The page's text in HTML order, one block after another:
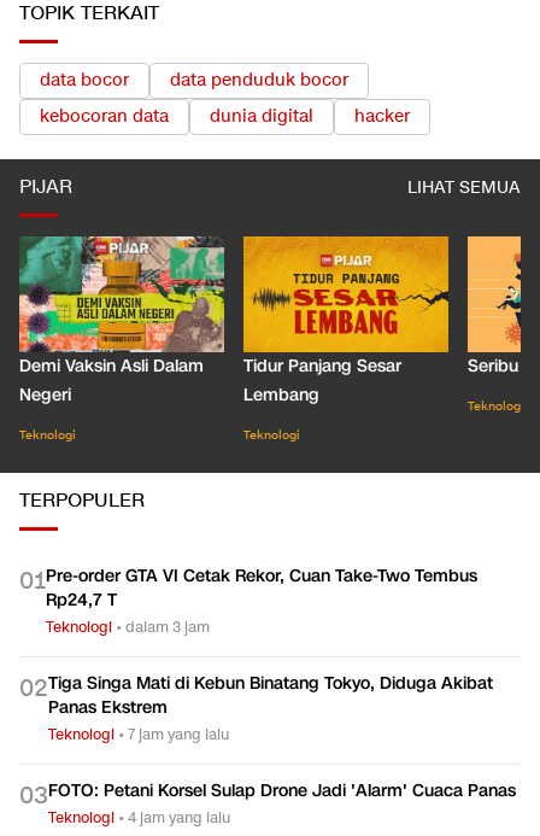
TOPIK TERKAIT
data bocor
data penduduk bocor
kebocoran data
dunia digital hacker
PIJAR LIHAT SEMUA
Demi Vaksin Asli Dalam
Negeri
Teknologi
Tidur Panjang Sesar
Lembang
Teknologi
Seribu
Teknologi
TERPOPULER
01Pre-order GTA VI Cetak Rekor, Cuan Take-Two Tembus
Rp24,7 T
Teknologi •dalam 3 jam
02Tiga Singa Mati di Kebun Binatang Tokyo, Diduga Akibat
Panas Ekstrem
Teknologi •7 jam yang lalu
03FOTO: Petani Korsel Sulap Drone Jadi 'Alarm' Cuaca Panas
Teknologi •4 jam yang lalu